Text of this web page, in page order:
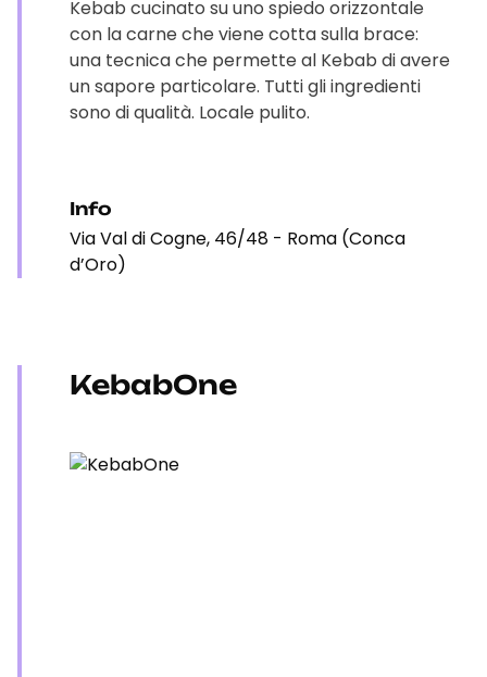
Kebab cucinato su uno spiedo orizzontale
con la carne che viene cotta sulla brace:
una tecnica che permette al Kebab di avere
un sapore particolare. Tutti gli ingredienti
sono di qualità. Locale pulito.
Info
Via Val di Cogne, 46/48 - Roma (Conca
d’Oro)
KebabOne